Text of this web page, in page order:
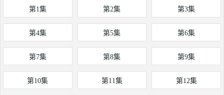
第1集 第2集 第3集
第4集 第5集 第6集
第7集 第8集 第9集
第10集 第11集 第12集